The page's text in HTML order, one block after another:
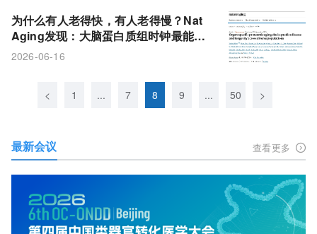
为什么有人老得快，有人老得慢？Nat
Aging发现：大脑蛋白质组时钟最能预
警死亡与痴呆
2026-06-16
< 1 ... 7 8 9 ... 50 >
最新会议 查看更多